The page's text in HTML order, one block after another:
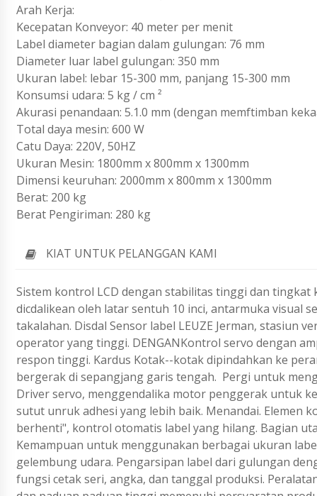
Arah Kerja:
Kecepatan Konveyor: 40 meter per menit
Label diameter bagian dalam gulungan: 76 mm
Diameter luar label gulungan: 350 mm
Ukuran label: lebar 15-300 mm, panjang 15-300 mm
Konsumsi udara: 5 kg / cm ²
Akurasi penandaan: 5.1.0 mm (dengan memftimban
Total daya mesin: 600 W
Catu Daya: 220V, 50HZ
Ukuran Mesin: 1800mm x 800mm x 1300mm
Dimensi keuruhan: 2000mm x 800mm x 1300mm
Berat: 200 kg
Berat Pengiriman: 280 kg
KIAT UNTUK PELANGGAN KAMI
Sistem kontrol LCD dengan stabilitas tinggi dan
dicdalikean oleh latar sentuh 10 inci, antarmuka visual
takalahan. Disdal Sensor label LEUZE Jerman, stasiun
operator yang tinggi. DENGANKontrol servo dengan
respon tinggi. Kardus Kotak--kotak dipindahkan ke
bergerak di sepangjang garis tengah. Pergi untuk
Driver servo, menggendalika motor penggerak untuk
sutut unruk adhesi yang lebih baik. Menandai. Elemen
berhenti", kontrol otomatis label yang hilang. Bagian
Kemampuan untuk menggunakan berbagai ukuran
gelembung udara. Pengarsipan label dari gulungan
fungsi cetak seri, angka, dan tanggal produksi.